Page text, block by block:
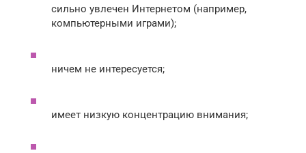
сильно увлечен Интернетом (например,
компьютерными играми);
ничем не интересуется;
имеет низкую концентрацию внимания;